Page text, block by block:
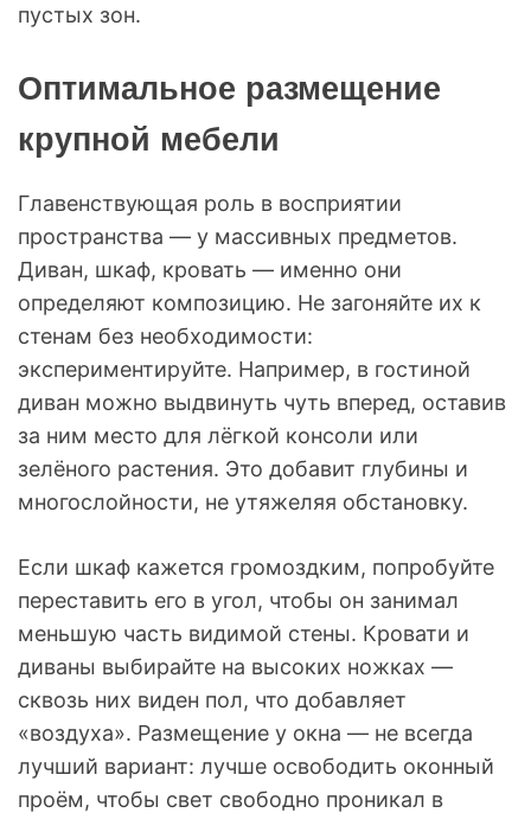
пустых зон.
Оптимальное размещение
крупной мебели
Главенствующая роль в восприятии
пространства — у массивных предметов.
Диван, шкаф, кровать — именно они
определяют композицию. Не загоняйте их к
стенам без необходимости:
экспериментируйте. Например, в гостиной
диван можно выдвинуть чуть вперед, оставив
за ним место для лёгкой консоли или
зелёного растения. Это добавит глубины и
многослойности, не утяжеляя обстановку.
Если шкаф кажется громоздким, попробуйте
переставить его в угол, чтобы он занимал
меньшую часть видимой стены. Кровати и
диваны выбирайте на высоких ножках —
сквозь них виден пол, что добавляет
«воздуха». Размещение у окна — не всегда
лучший вариант: лучше освободить оконный
проём, чтобы свет свободно проникал в